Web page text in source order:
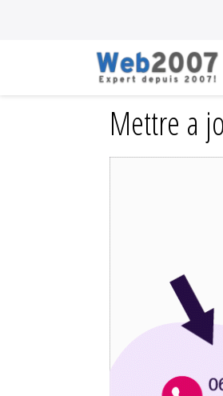
Accueil Prestashop
Mettre a